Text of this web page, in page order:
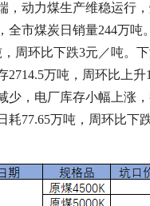
，动力煤生产维稳运行
全市煤炭日销量244万吨
，周环比下跌3元／吨。
2714.5万吨，周环比上
少，电厂库存小幅上涨
耗77.65万吨，周环比下